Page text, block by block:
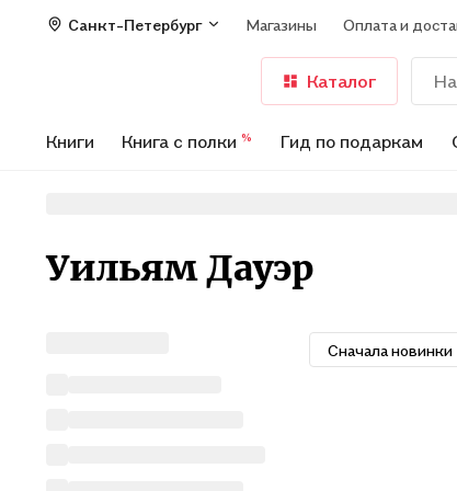
Санкт-Петербург Магазины Оплата и
Каталог
Книги Книга с полки % Гид по подаркам
Уильям Дауэр
Сначала новинки